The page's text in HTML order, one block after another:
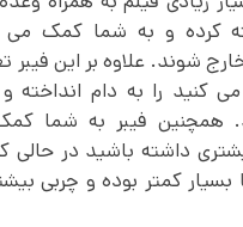
کرده و به شما کمک می
شوند. علاوه بر این فیبر
کنید را به دام انداخته
همچنین فیبر به شما
داشته باشید در حالی
کمتر بوده و چربی